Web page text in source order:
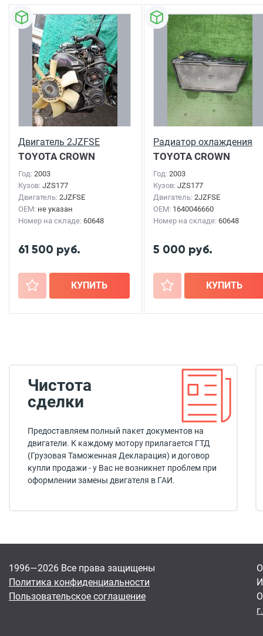
Двигатель 2JZFSE
TOYOTA CROWN
MAJESTA
Год: 2003
Кузов: JZS177
Двигатель: 2JZFSE
OEM: не указан
Номер на складе: 60648
61 500 руб.
+ КУПИТЬ
Радиатор охлаждения
TOYOTA CROWN
MAJESTA
Год: 2003
Кузов: JZS177
Двигатель: 2JZFSE
OEM: 1640046660
Номер на складе: 60648
5 000 руб.
+ КУПИТЬ
Чистота
сделки
Предоставляем полный пакет документов на
двигатели. К каждому мотору прилагается ГТД
(Грузовая Таможенная Декларация) и договор
купли продажи - у Вас не возникнет проблем при
оформлении замены двигателя в ГАИ.
1996—2026 Все права защищены
Политика конфиденциальности
Пользовательское соглашение